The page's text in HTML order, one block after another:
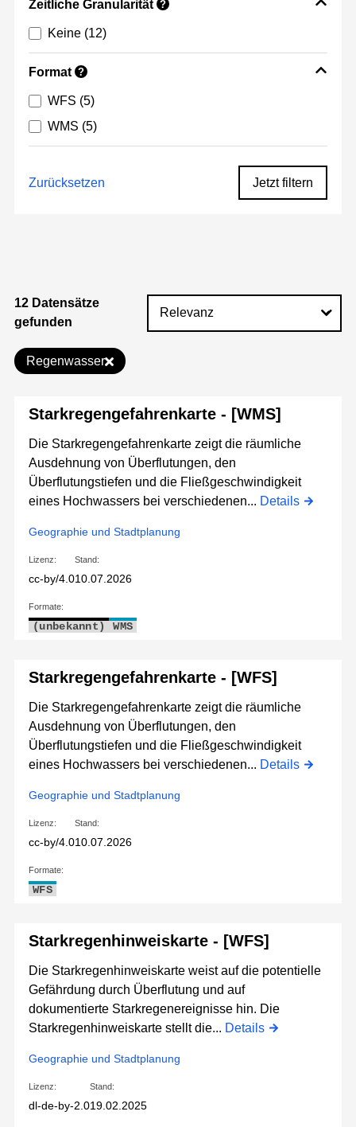
Zeitliche Granularität ?
Keine (12)
Format ?
WFS (5)
WMS (5)
Zurücksetzen Jetzt filtern
12 Datensätze
gefunden
Regenwasser
Starkregengefahrenkarte - [WMS]
Die Starkregengefahrenkarte zeigt die räumliche
Ausdehnung von Überflutungen, den
Überflutungstiefen und die Fließgeschwindigkeit
eines Hochwassers bei verschiedenen... Details
Geographie und Stadtplanung
Lizenz:
cc-by/4.0
Stand:
10.07.2026
Formate:
(unbekannt) WMS
Starkregengefahrenkarte - [WFS]
Die Starkregengefahrenkarte zeigt die räumliche
Ausdehnung von Überflutungen, den
Überflutungstiefen und die Fließgeschwindigkeit
eines Hochwassers bei verschiedenen... Details
Geographie und Stadtplanung
Lizenz:
cc-by/4.0
Stand:
10.07.2026
Formate:
WFS
Starkregenhinweiskarte - [WFS]
Die Starkregenhinweiskarte weist auf die potentielle
Gefährdung durch Überflutung und auf
dokumentierte Starkregenereignisse hin. Die
Starkregenhinweiskarte stellt die... Details
Geographie und Stadtplanung
Lizenz:
dl-de-by-2.0
Stand:
19.02.2025